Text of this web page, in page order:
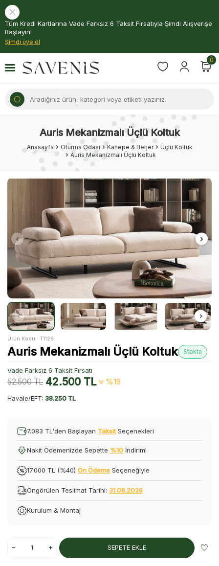
Tüm Kredi Kartlarına Vade Farksız 6 Taksit Fırsatıyla Şimdi Alışverişe
Başlayın!
Şimdi üye ol
0
Auris Mekanizmalı Üçlü Koltuk
Anasayfa Oturma Odası Kanepe & Berjer
Üçlü Koltuk
Auris Mekanizmalı Üçlü Koltuk
Ürün Kodu : T1126
Auris Mekanizmalı Üçlü Koltuk Stokta
Vade Farksız 6 Taksit Fırsatı
52.500TL 42.500TL %19
Havale/EFT: 38.250 TL
7.083 TL'den Başlayan Taksit Seçenekleri
Nakit Ödemenizde Sepette %10 İndirim!
17.000 TL (%40) Ön Ödeme Seçeneğiyle
Öngörülen Teslimat Tarihi: 31.08.2026
Kurulum & Montaj
SEPETE EKLE